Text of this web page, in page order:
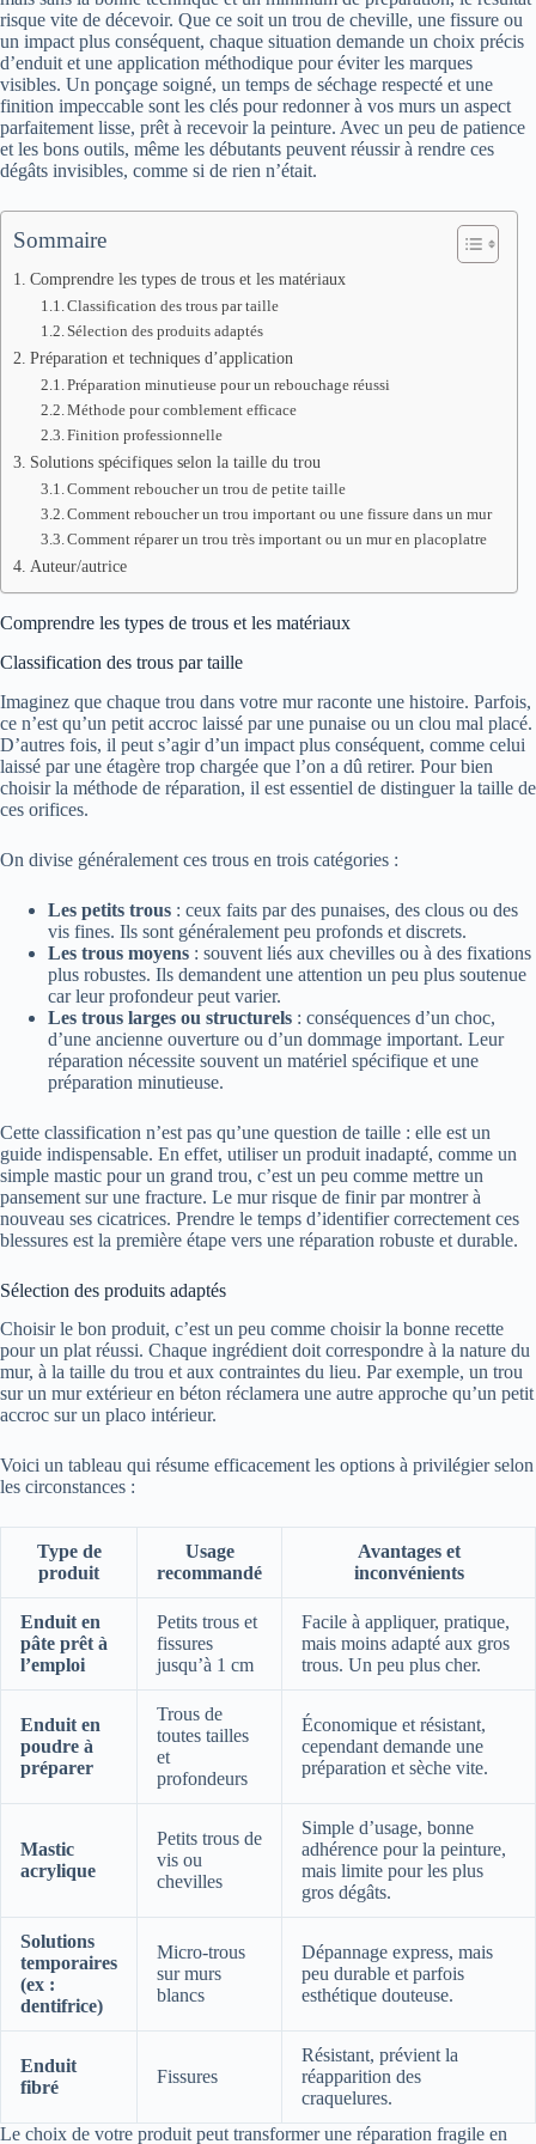
risque vite de décevoir. Que ce soit un trou de cheville, une fissure ou
un impact plus conséquent, chaque situation demande un choix précis
d’enduit et une application méthodique pour éviter les marques
visibles. Un ponçage soigné, un temps de séchage respecté et une
finition impeccable sont les clés pour redonner à vos murs un aspect
parfaitement lisse, prêt à recevoir la peinture. Avec un peu de patience
et les bons outils, même les débutants peuvent réussir à rendre ces
dégâts invisibles, comme si de rien n’était.
Sommaire
Comprendre les types de trous et les matériaux
Classification des trous par taille
Sélection des produits adaptés
Préparation et techniques d’application
Préparation minutieuse pour un rebouchage réussi
Méthode pour comblement efficace
Finition professionnelle
Solutions spécifiques selon la taille du trou
Comment reboucher un trou de petite taille
Comment reboucher un trou important ou une fissure dans un mur
Comment réparer un trou très important ou un mur en placoplatre
Auteur/autrice
Comprendre les types de trous et les matériaux
Classification des trous par taille
Imaginez que chaque trou dans votre mur raconte une histoire. Parfois,
ce n’est qu’un petit accroc laissé par une punaise ou un clou mal placé.
D’autres fois, il peut s’agir d’un impact plus conséquent, comme celui
laissé par une étagère trop chargée que l’on a dû retirer. Pour bien
choisir la méthode de réparation, il est essentiel de distinguer la taille de
ces orifices.
On divise généralement ces trous en trois catégories :
Les petits trous : ceux faits par des punaises, des clous ou des
vis fines. Ils sont généralement peu profonds et discrets.
Les trous moyens : souvent liés aux chevilles ou à des fixations
plus robustes. Ils demandent une attention un peu plus soutenue
car leur profondeur peut varier.
Les trous larges ou structurels : conséquences d’un choc,
d’une ancienne ouverture ou d’un dommage important. Leur
réparation nécessite souvent un matériel spécifique et une
préparation minutieuse.
Cette classification n’est pas qu’une question de taille : elle est un
guide indispensable. En effet, utiliser un produit inadapté, comme un
simple mastic pour un grand trou, c’est un peu comme mettre un
pansement sur une fracture. Le mur risque de finir par montrer à
nouveau ses cicatrices. Prendre le temps d’identifier correctement ces
blessures est la première étape vers une réparation robuste et durable.
Sélection des produits adaptés
Choisir le bon produit, c’est un peu comme choisir la bonne recette
pour un plat réussi. Chaque ingrédient doit correspondre à la nature du
mur, à la taille du trou et aux contraintes du lieu. Par exemple, un trou
sur un mur extérieur en béton réclamera une autre approche qu’un petit
accroc sur un placo intérieur.
Voici un tableau qui résume efficacement les options à privilégier selon
les circonstances :
Type de
produit
Usage
recommandé
Avantages et
inconvénients
Enduit en
pâte prêt à
l’emploi
Petits trous et
fissures
jusqu’à 1 cm
Facile à appliquer, pratique,
mais moins adapté aux gros
trous. Un peu plus cher.
Enduit en
poudre à
préparer
Trous de
toutes tailles
et
profondeurs
Économique et résistant,
cependant demande une
préparation et sèche vite.
Mastic
acrylique
Petits trous de
vis ou
chevilles
Simple d’usage, bonne
adhérence pour la peinture,
mais limite pour les plus
gros dégâts.
Solutions
temporaires
(ex :
dentifrice)
Micro-trous
sur murs
blancs
Dépannage express, mais
peu durable et parfois
esthétique douteuse.
Enduit
fibré
Fissures
Résistant, prévient la
réapparition des
craquelures.
Le choix de votre produit peut transformer une réparation fragile en